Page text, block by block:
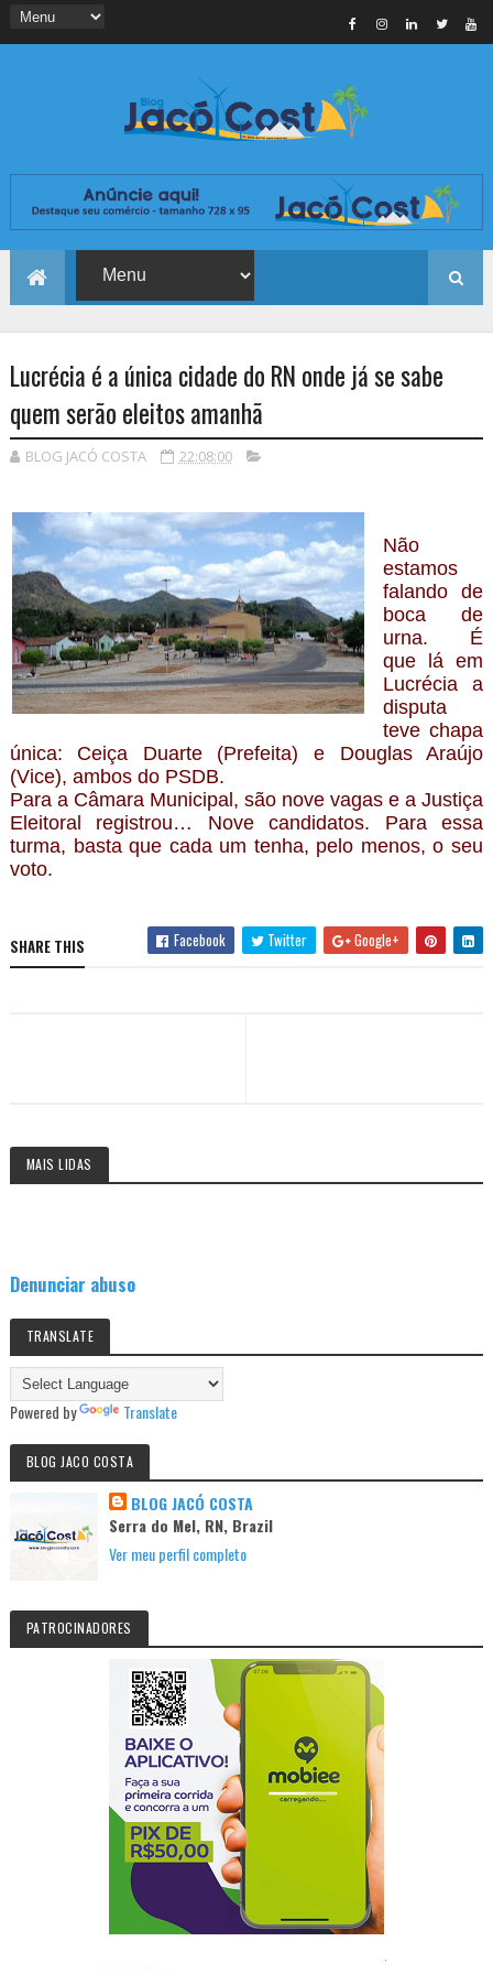
Lucrécia é a única cidade do RN onde já se sabe
quem serão eleitos amanhã
BLOG JACÓ COSTA 22:08:00
Não
estamos
falando de
boca de
urna. É
que lá em
Lucrécia a
disputa
teve chapa
única: Ceiça Duarte (Prefeita) e Douglas Araújo
(Vice), ambos do PSDB.
Para a Câmara Municipal, são nove vagas e a Justiça
Eleitoral registrou… Nove candidatos. Para essa
turma, basta que cada um tenha, pelo menos, o seu
voto.
SHARE THIS Facebook Twitter Google+
MAIS LIDAS
Denunciar abuso
TRANSLATE
Powered by Translate
BLOG JACO COSTA
BLOG JACÓ COSTA
Serra do Mel, RN, Brazil
Ver meu perfil completo
PATROCINADORES